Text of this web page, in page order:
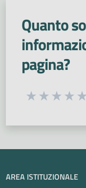
Quanto
pagina?
Seleziona
AREA ISTITUZIONALE